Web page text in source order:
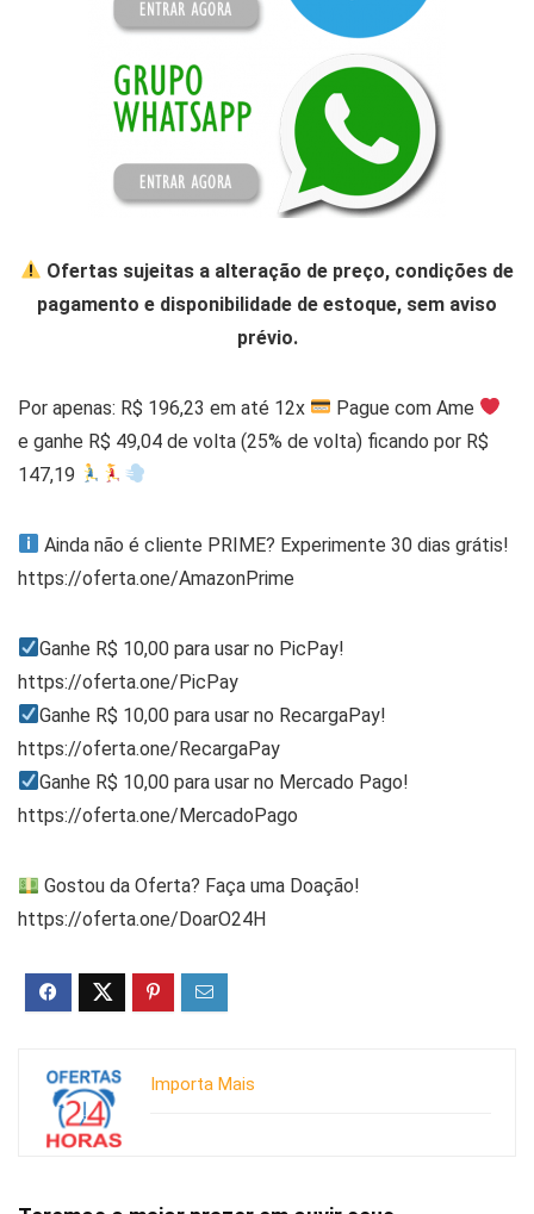
Ofertas sujeitas a alteração de preço, condições de
pagamento e disponibilidade de estoque, sem aviso
prévio.
Por apenas: R$ 196,23 em até 12x
Pague com Ame
e ganhe R$ 49,04 de volta (25% de volta) ficando por R$
147,19
Ainda não é cliente PRIME? Experimente 30 dias grátis!
https://oferta.one/AmazonPrime
Ganhe R$ 10,00 para usar no PicPay!
https://oferta.one/PicPay
Ganhe R$ 10,00 para usar no RecargaPay!
https://oferta.one/RecargaPay
Ganhe R$ 10,00 para usar no Mercado Pago!
https://oferta.one/MercadoPago
Gostou da Oferta? Faça uma Doação!
https://oferta.one/DoarO24H
Importa Mais